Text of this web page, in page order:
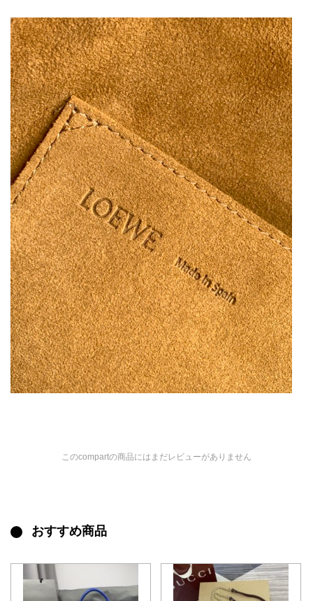
このcompartの商品にはまだレビューがありません
おすすめ商品